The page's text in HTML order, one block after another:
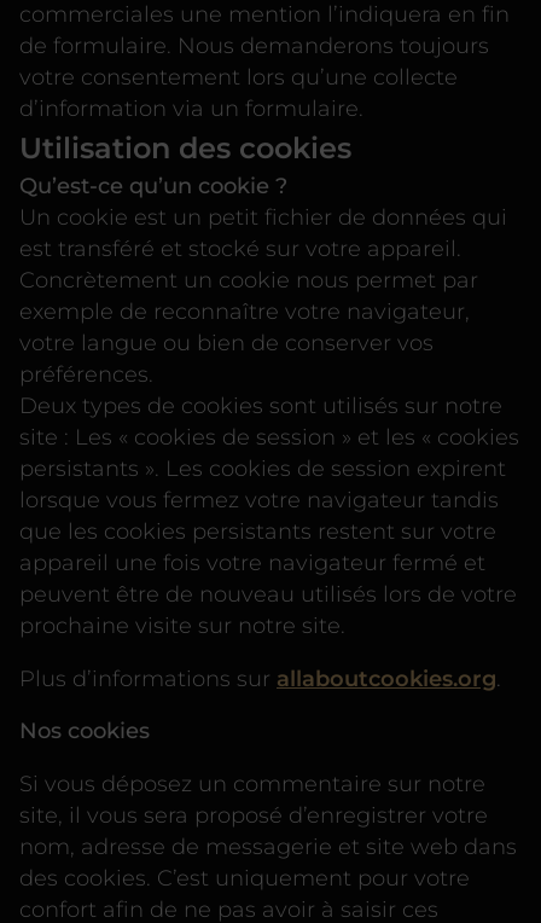
commerciales une mention l’indiquera en fin
de formulaire. Nous demanderons toujours
votre consentement lors qu’une collecte
d’information via un formulaire.
Utilisation des cookies
Qu’est-ce qu’un cookie ?
Un cookie est un petit fichier de données qui
est transféré et stocké sur votre appareil.
Concrètement un cookie nous permet par
exemple de reconnaître votre navigateur,
votre langue ou bien de conserver vos
préférences.
Deux types de cookies sont utilisés sur notre
site : Les « cookies de session » et les « cookies
persistants ». Les cookies de session expirent
lorsque vous fermez votre navigateur tandis
que les cookies persistants restent sur votre
appareil une fois votre navigateur fermé et
peuvent être de nouveau utilisés lors de votre
prochaine visite sur notre site.
Plus d’informations sur allaboutcookies.org
Nos cookies
Si vous déposez un commentaire sur notre
site, il vous sera proposé d’enregistrer votre
nom, adresse de messagerie et site web dans
des cookies. C’est uniquement pour votre
confort afin de ne pas avoir à saisir ces